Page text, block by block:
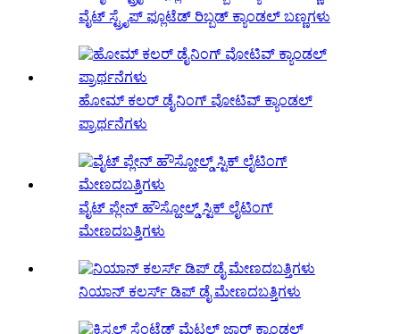
ವೈಟ್ ಸ್ಟ್ರೈಪ್ ಫ್ಲೂಟೆಡ್ ರಿಬ್ಬಡ್ ಕ್ಯಾಂಡಲ್ ಬಣ್ಣಗಳು
ಹೋಮ್ ಕಲರ್ ಡೈನಿಂಗ್ ವೋಟಿವ್ ಕ್ಯಾಂಡಲ್
ಪ್ರಾರ್ಥನೆಗಳು
ವೈಟ್ ಪ್ಲೇನ್ ಹೌಸ್ಹೋಲ್ಡ್ ಸ್ಟಿಕ್ ಲೈಟಿಂಗ್
ಮೇಣದಬತ್ತಿಗಳು
ನಿಯಾನ್ ಕಲರ್ಸ್ ಡಿಪ್ ಡೈ ಮೇಣದಬತ್ತಿಗಳು